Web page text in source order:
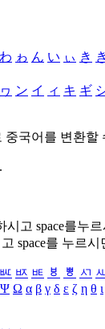
わ ゎ ん い ぃ き
ヮ ン イ ィ キ ギ
중국어를 변환할
시고 space를누
space를 누르시
ㅵ ㅶ ㅷ ㅸ ㅹ ㅺ
Ψ Ω α β γ δ ε ζ η θ ι